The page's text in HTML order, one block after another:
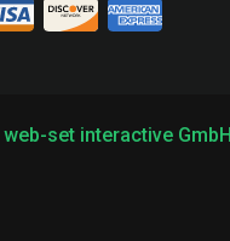
web-set interactive GmbH